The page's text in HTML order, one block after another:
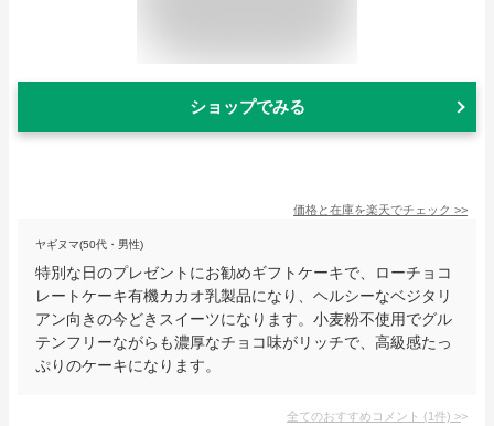
ショップでみる
価格と在庫を楽天でチェック >>
ヤギヌマ(50代・男性)
特別な日のプレゼントにお勧めギフトケーキで、ローチョコ
レートケーキ有機カカオ乳製品になり、ヘルシーなベジタリ
アン向きの今どきスイーツになります。小麦粉不使用でグル
テンフリーながらも濃厚なチョコ味がリッチで、高級感たっ
ぷりのケーキになります。
全てのおすすめコメント (1件) >